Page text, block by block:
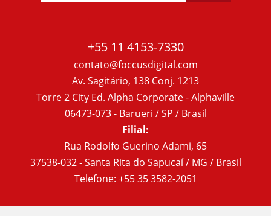
+55 11 4153-7330
contato@foccusdigital.com
Av. Sagitário, 138 Conj. 1213
Torre 2 City Ed. Alpha Corporate - Alphaville
06473-073 - Barueri / SP / Brasil
Filial:
Rua Rodolfo Guerino Adami, 65
37538-032 - Santa Rita do Sapucaí / MG / Brasil
Telefone: +55 35 3582-2051